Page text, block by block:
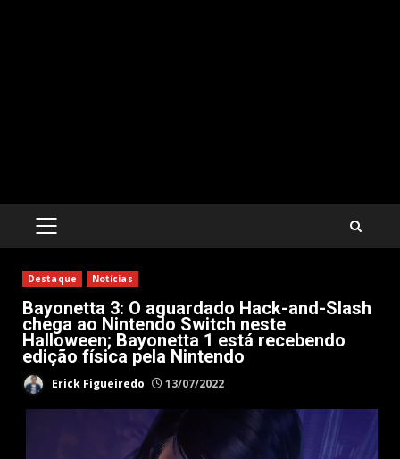
PRIMARY
Destaque Notícias
Bayonetta 3: O aguardado Hack-and-Slash
chega ao Nintendo Switch neste
Halloween; Bayonetta 1 está recebendo
edição física pela Nintendo
Erick Figueiredo 13/07/2022